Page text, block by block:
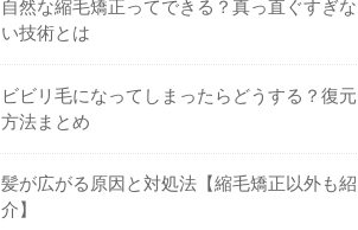
自然な縮毛矯正ってできる？真っ直ぐすぎな
い技術とは
ビビリ毛になってしまったらどうする？復元
方法まとめ
髪が広がる原因と対処法【縮毛矯正以外も紹
介】